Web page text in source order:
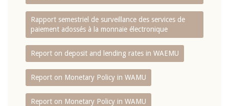
Rapport semestriel de surveillance des services de
paiement adossés à la monnaie électronique
Report on deposit and lending rates in WAEMU
Report on Monetary Policy in WAMU
Report on Monetary Policy in WAMU